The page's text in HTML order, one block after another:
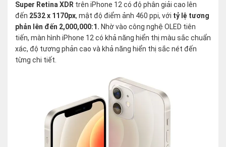
Super Retina XDR trên iPhone 12 có độ phân giải cao lên
đến 2532 x 1170px, mật độ điểm ảnh 460 ppi, với tỷ lệ tương
phản lên đến 2,000,000:1. Nhờ vào công nghệ OLED tiên
tiến, màn hình iPhone 12 có khả năng hiển thị màu sắc chuẩn
xác, độ tương phản cao và khả năng hiển thị sắc nét đến
từng chi tiết.